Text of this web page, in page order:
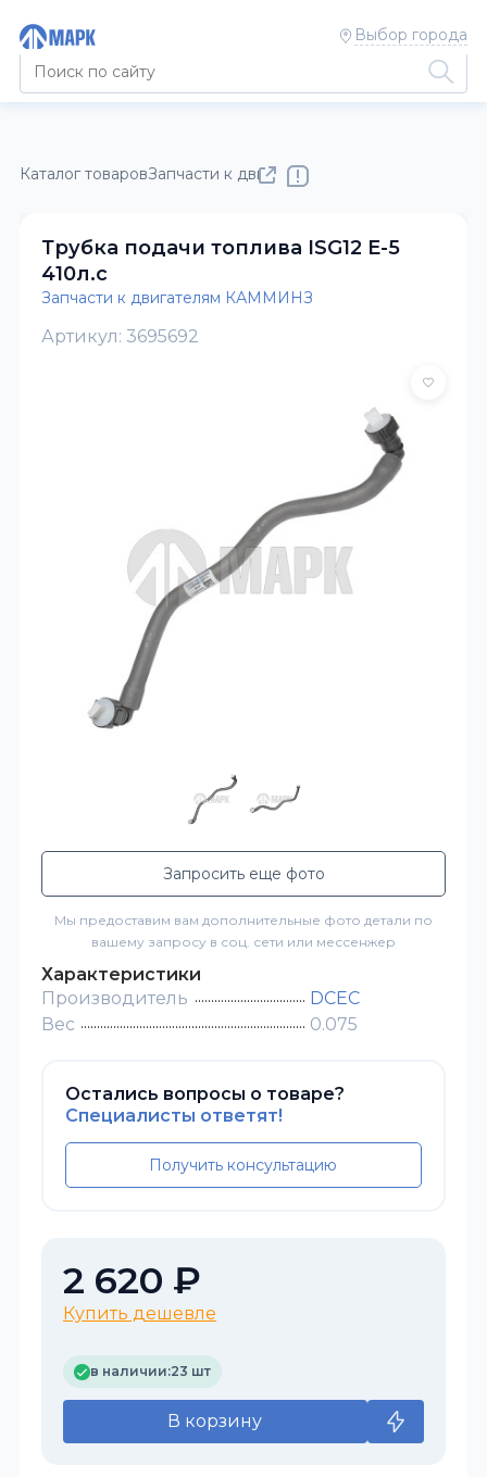
Выбор города
Каталог товаровЗапчасти к двигателям КАММИНЗ
Трубка подачи топлива ISG12 Е-5
410л.с
Запчасти к двигателям КАММИНЗ
Артикул: 3695692
Запросить еще фото
Мы предоставим вам дополнительные фото детали по
вашему запросу в соц. сети или мессенжер
Характеристики
Производитель
DCEC
Вес
0.075
Остались вопросы о товаре?
Специалисты ответят!
Получить консультацию
2 620 ₽
Купить дешевле
в наличии:23 шт
В корзину